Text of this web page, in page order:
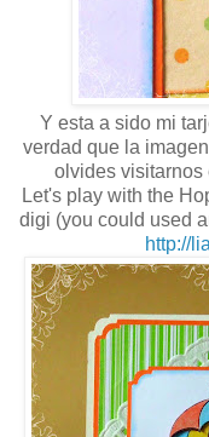
Y esta a sido mi
verdad que la
olvides visitarnos
Let's play with the
digi (you could used
http://